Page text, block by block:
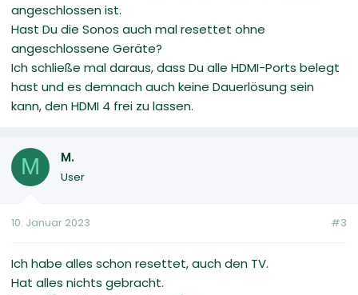
angeschlossen ist.
Hast Du die Sonos auch mal resettet ohne
angeschlossene Geräte?
Ich schließe mal daraus, dass Du alle HDMI-Ports belegt
hast und es demnach auch keine Dauerlösung sein
kann, den HDMI 4 frei zu lassen.
M M.
User
10. Januar 2023 #3
Ich habe alles schon resettet, auch den TV.
Hat alles nichts gebracht.